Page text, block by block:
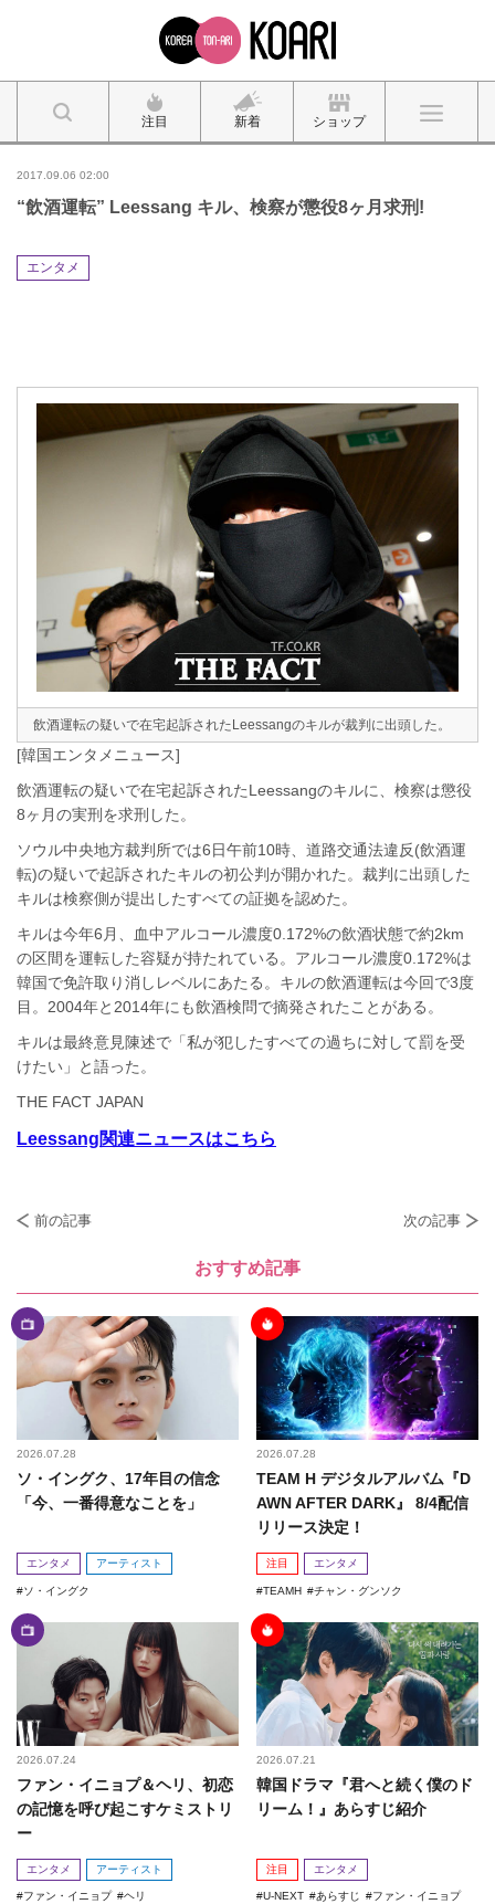
注目 新着 ショップ
2017.09.06 02:00
“飲酒運転” Leessang キル、検察が懲役8ヶ月求刑!
エンタメ
飲酒運転の疑いで在宅起訴されたLeessangのキルが裁判に出頭した。
[韓国エンタメニュース]
飲酒運転の疑いで在宅起訴されたLeessangのキルに、検察は懲役
8ヶ月の実刑を求刑した。
ソウル中央地方裁判所では6日午前10時、道路交通法違反(飲酒運
転)の疑いで起訴されたキルの初公判が開かれた。裁判に出頭した
キルは検察側が提出したすべての証拠を認めた。
キルは今年6月、血中アルコール濃度0.172%の飲酒状態で約2km
の区間を運転した容疑が持たれている。アルコール濃度0.172%は
韓国で免許取り消しレベルにあたる。キルの飲酒運転は今回で3度
目。2004年と2014年にも飲酒検問で摘発されたことがある。
キルは最終意見陳述で「私が犯したすべての過ちに対して罰を受
けたい」と語った。
THE FACT JAPAN
Leessang関連ニュースはこちら
前の記事 次の記事
おすすめ記事
2026.07.28
ソ・イングク、17年目の信念
「今、一番得意なことを」
エンタメ アーティスト
ソ・イングク
2026.07.28
TEAM H デジタルアルバム『D
AWN AFTER DARK』 8/4配信
リリース決定！
注目 エンタメ
TEAMH チャン・グンソク
2026.07.24
ファン・イニョプ＆ヘリ、初恋
の記憶を呼び起こすケミストリ
ー
エンタメ アーティスト
ファン・イニョプ
ヘリ
2026.07.21
韓国ドラマ『君へと続く僕のド
リーム！』あらすじ紹介
注目 エンタメ
U-NEXT あらすじ
ファン・イニョプ